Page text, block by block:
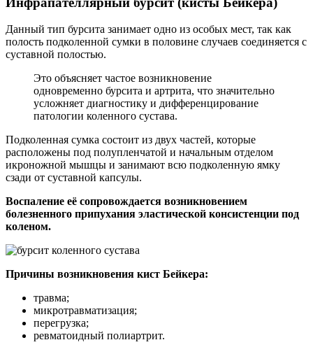
Данный тип бурсита занимает одно из особых мест, так как
полость подколенной сумки в половине случаев соединяется с
суставной полостью.
Это объясняет частое возникновение
одновременно бурсита и артрита, что значительно
усложняет диагностику и дифференцирование
патологии коленного сустава.
Подколенная сумка состоит из двух частей, которые
расположены под полупленчатой и начальным отделом
икроножной мышцы и занимают всю подколенную ямку
сзади от суставной капсулы.
Воспаление её сопровождается возникновением
болезненного припухания эластической консистенции под
коленом.
Причины возникновения кист Бейкера:
травма;
микротравматизация;
перегрузка;
ревматоидный полиартрит.